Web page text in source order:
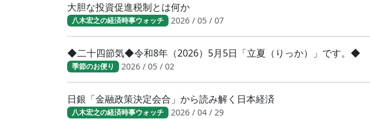
大胆な投資促進税制とは何か
八木宏之の経済時事ウォッチ 2026 / 05 / 07
◆二十四節気◆令和8年（2026）5月5日「立夏（りっか）」です。◆
季節のお便り 2026 / 05 / 02
日銀「金融政策決定会合」から読み解く日本経済
八木宏之の経済時事ウォッチ 2026 / 04 / 29